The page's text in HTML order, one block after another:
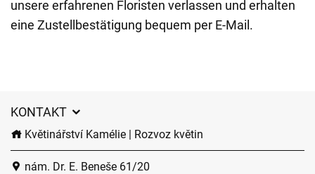
unsere erfahrenen Floristen verlassen und erhalten
eine Zustellbestätigung bequem per E-Mail.
KONTAKT
Květinářství Kamélie | Rozvoz květin
nám. Dr. E. Beneše 61/20